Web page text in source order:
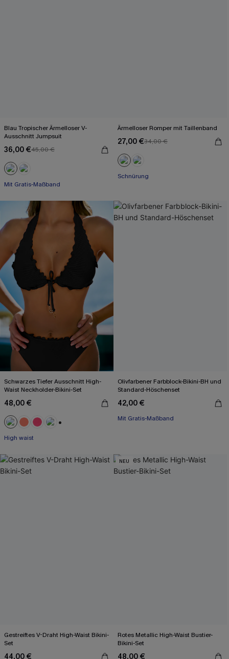
Blau Tropischer Ärmelloser V-
Ausschnitt Jumpsuit
36,00 €45,00 €
Mit Gratis-Maßband
Weites Bein
Ärmelloser Romper mit Taillenband
27,00 €34,00 €
Schnürung
Schwarzes Tiefer Ausschnitt High-
Waist Neckholder-Bikini-Set
48,00 €
High waist
Olivfarbener Farbblock-Bikini-BH und
Standard-Höschenset
42,00 €
Mit Gratis-Maßband
Separate Größen
Gestreiftes V-Draht High-Waist Bikini-
Set
44,00 €
NEU
Rotes Metallic High-Waist Bustier-
Bikini-Set
48,00 €